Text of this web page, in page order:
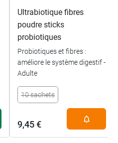
Ultrabiotique fibres
poudre sticks
probiotiques
Probiotiques et fibres :
améliore le système digestif -
Adulte
10 sachets
9,45 €